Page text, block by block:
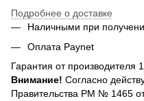
Подробнее о доставке
Наличными при
Оплата Paynet
Гарантия от производителя
Внимание! Согласно
Правительства РМ № 1465